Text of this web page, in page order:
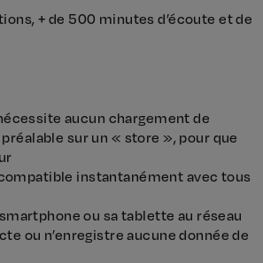
+ de 500 minutes d’écoute et de
aucun chargement de
sur un « store », pour que
instantanément avec tous
ou sa tablette au réseau
ou n’enregistre aucune donnée de